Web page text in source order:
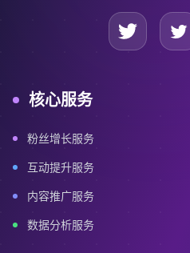
核心服务
粉丝增长服务
互动提升服务
内容推广服务
数据分析服务